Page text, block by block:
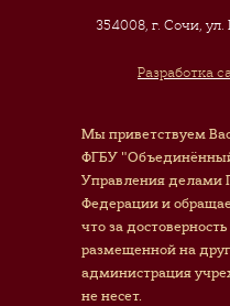
354008, г. Сочи,ул.
Разработка
Мы приветствуем
ФГБУ
Управления делами
Федерации и
что за
размещенной на
администрация
не несет.